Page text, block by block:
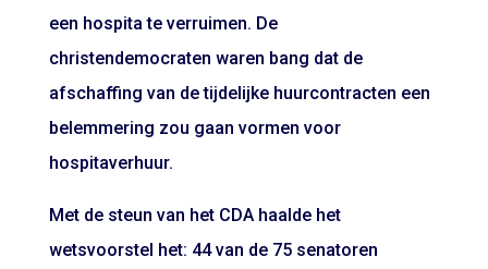
een hospita te verruimen. De
christendemocraten waren bang dat de
afschaffing van de tijdelijke huurcontracten een
belemmering zou gaan vormen voor
hospitaverhuur.
Met de steun van het CDA haalde het
wetsvoorstel het: 44 van de 75 senatoren